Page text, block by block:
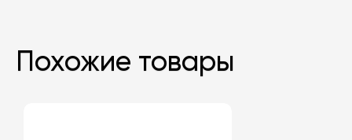
Похожие товары